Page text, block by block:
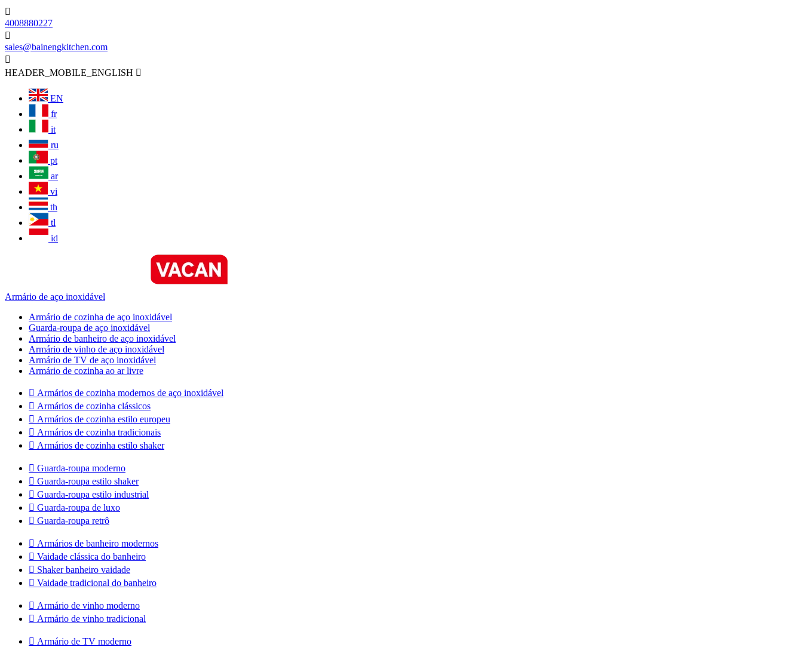

4008880227

sales@bainengkitchen.com

HEADER_MOBILE_ENGLISH 
EN
fr
it
ru
pt
ar
vi
th
tl
id
Armário de aço inoxidável
Armário de cozinha de aço inoxidável
Guarda-roupa de aço inoxidável
Armário de banheiro de aço inoxidável
Armário de vinho de aço inoxidável
Armário de TV de aço inoxidável
Armário de cozinha ao ar livre
 Armários de cozinha modernos de aço inoxidável
 Armários de cozinha clássicos
 Armários de cozinha estilo europeu
 Armários de cozinha tradicionais
 Armários de cozinha estilo shaker
 Guarda-roupa moderno
 Guarda-roupa estilo shaker
 Guarda-roupa estilo industrial
 Guarda-roupa de luxo
 Guarda-roupa retrô
 Armários de banheiro modernos
 Vaidade clássica do banheiro
 Shaker banheiro vaidade
 Vaidade tradicional do banheiro
 Armário de vinho moderno
 Armário de vinho tradicional
 Armário de TV moderno